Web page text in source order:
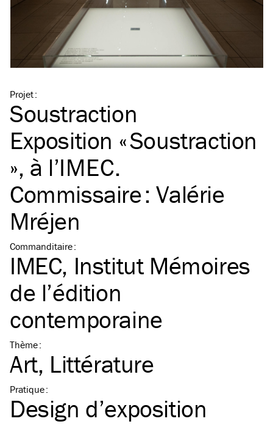
Projet:
Soustraction
Exposition « Soustraction
», à l’IMEC.
Commissaire : Valérie
Mréjen
Commanditaire:
IMEC, Institut Mémoires
de l’édition
contemporaine
Thème:
Art Littérature
Pratique:
Design d’exposition